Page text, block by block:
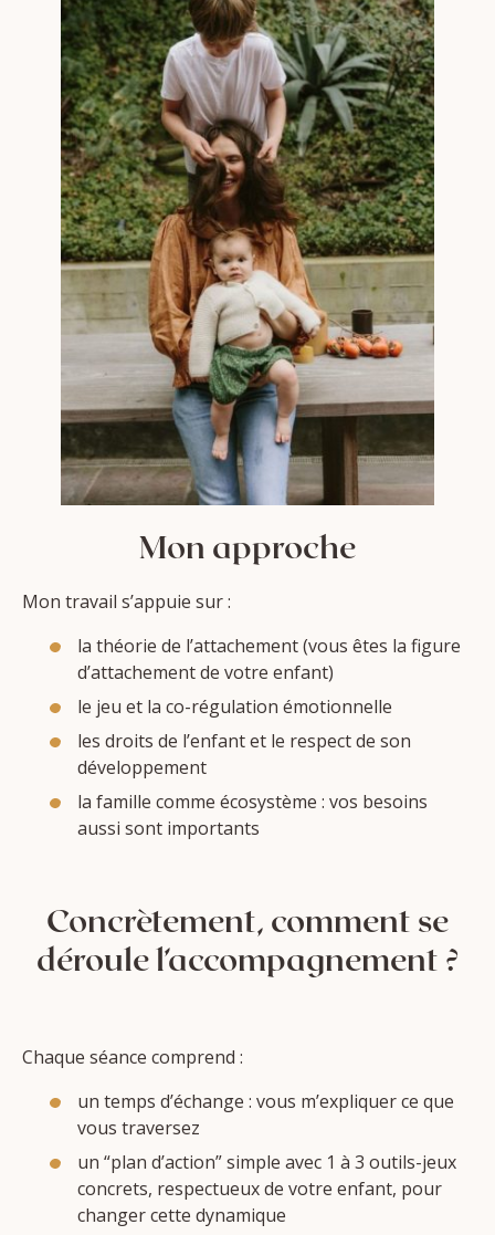
Mon approche
Mon travail s’appuie sur :
la théorie de l’attachement (vous êtes la figure
d’attachement de votre enfant)
le jeu et la co-régulation émotionnelle
les droits de l’enfant et le respect de son
développement
la famille comme écosystème : vos besoins
aussi sont importants
Concrètement, comment se
déroule l’accompagnement ?
Chaque séance comprend :
un temps d’échange : vous m’expliquer ce que
vous traversez
un “plan d’action” simple avec 1 à 3 outils-jeux
concrets, respectueux de votre enfant, pour
changer cette dynamique